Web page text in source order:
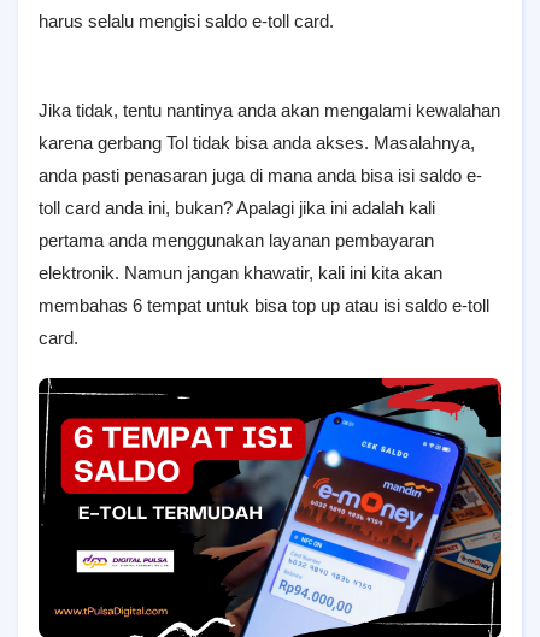
harus selalu mengisi saldo e-toll card.
Jika tidak, tentu nantinya anda akan mengalami kewalahan
karena gerbang Tol tidak bisa anda akses. Masalahnya,
anda pasti penasaran juga di mana anda bisa isi saldo e-
toll card anda ini, bukan? Apalagi jika ini adalah kali
pertama anda menggunakan layanan pembayaran
elektronik. Namun jangan khawatir, kali ini kita akan
membahas 6 tempat untuk bisa top up atau isi saldo e-toll
card.